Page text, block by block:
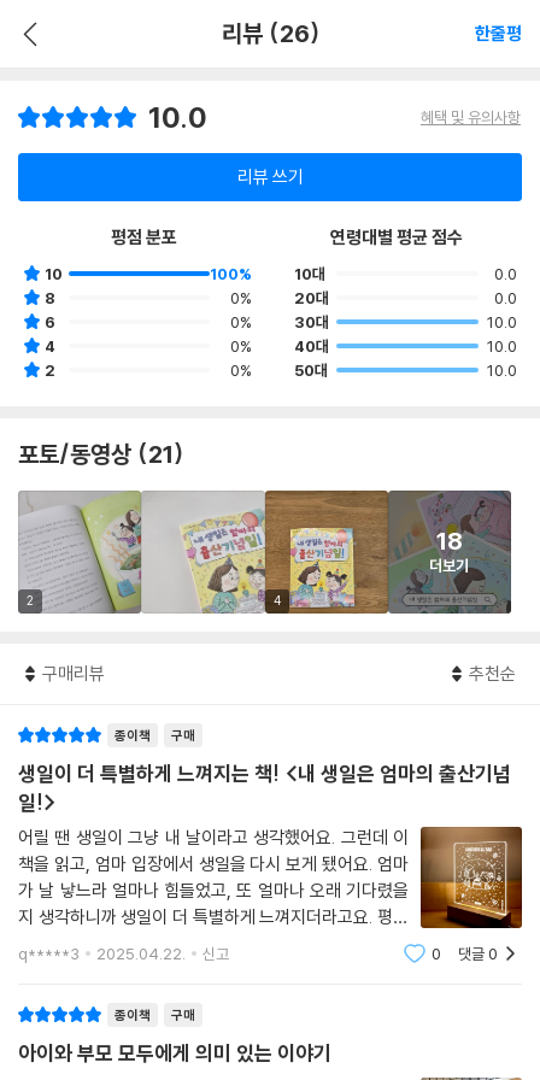
리뷰 (26) 한줄평
10.0 혜택 및 유의사항
리뷰 쓰기
평점 분포
10
100%
8
0%
6
0%
4
0%
2
0%
연령대별 평균 점수
10대
0.0
20대
0.0
30대
10.0
40대
10.0
50대
10.0
포토/동영상 (21)
2 4
18
더보기
구매리뷰 추천순
종이책 구매
생일이 더 특별하게 느껴지는 책! <내 생일은 엄마의 출산기념
일!>
어릴 땐 생일이 그냥 내 날이라고 생각했어요. 그런데 이
책을 읽고, 엄마 입장에서 생일을 다시 보게 됐어요. 엄마
가 날 낳느라 얼마나 힘들었고, 또 얼마나 오래 기다렸을
지 생각하니까 생일이 더 특별하게 느껴지더라고요. 평범
한 하루에도 의미를 붙이는 제니의 모습도 멋졌고요! :)사
은품으로 받은 무드등도 이야기 분위기랑 잘 어울려서, 책
q*****3 2025.04.22. 신고 0 댓글0
종이책 구매
아이와 부모 모두에게 의미 있는 이야기